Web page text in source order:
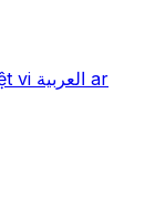
vi العربية ar